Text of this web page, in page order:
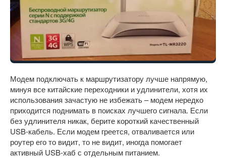
Модем подключать к маршрутизатору лучше напрямую,
минуя все китайские переходники и удлинители, хотя их
использования зачастую не избежать – модем нередко
приходится поднимать в поисках лучшего сигнала. Если
без удлинителя никак, берите короткий качественный
USB-кабель. Если модем греется, отваливается или
роутер его то видит, то не видит, иногда помогает
активный USB-хаб с отдельным питанием.